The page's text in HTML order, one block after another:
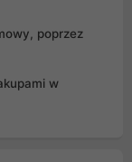
poprzez
w